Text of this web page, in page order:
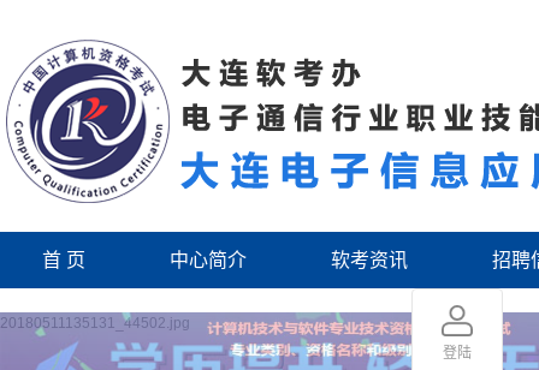
首 页 中心简介 软考资讯 招聘
20180511135131_44502.jpg
登陆